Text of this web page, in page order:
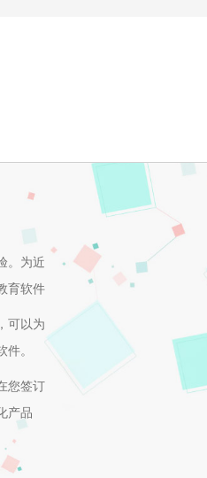
。为近
育软件
可以为
。
您签订
产品